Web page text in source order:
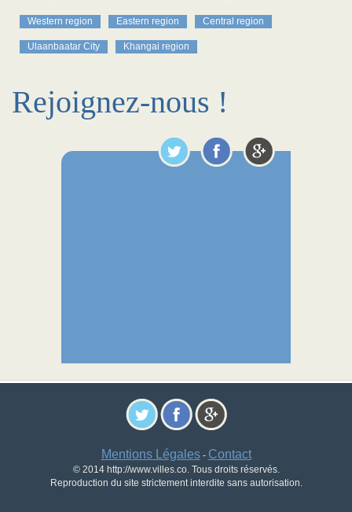
Western region Eastern region Central region
Ulaanbaatar City Khangai region
Rejoignez-nous !
Mentions Légales- Contact
© 2014 http://www.villes.co. Tous droits réservés.
Reproduction du site strictement interdite sans autorisation.